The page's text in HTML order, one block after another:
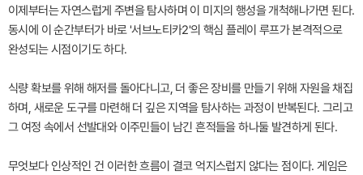
이제부터는 자연스럽게 주변을 탐사하며 이 미지의 행성을 개척해나가면 된다.
동시에 이 순간부터가 바로 '서브노티카2'의 핵심 플레이 루프가 본격적으로
완성되는 시점이기도 하다.
식량 확보를 위해 해저를 돌아다니고, 더 좋은 장비를 만들기 위해 자원을 채집
하며, 새로운 도구를 마련해 더 깊은 지역을 탐사하는 과정이 반복된다. 그리고
그 여정 속에서 선발대와 이주민들이 남긴 흔적들을 하나둘 발견하게 된다.
무엇보다 인상적인 건 이러한 흐름이 결코 억지스럽지 않다는 점이다. 게임은